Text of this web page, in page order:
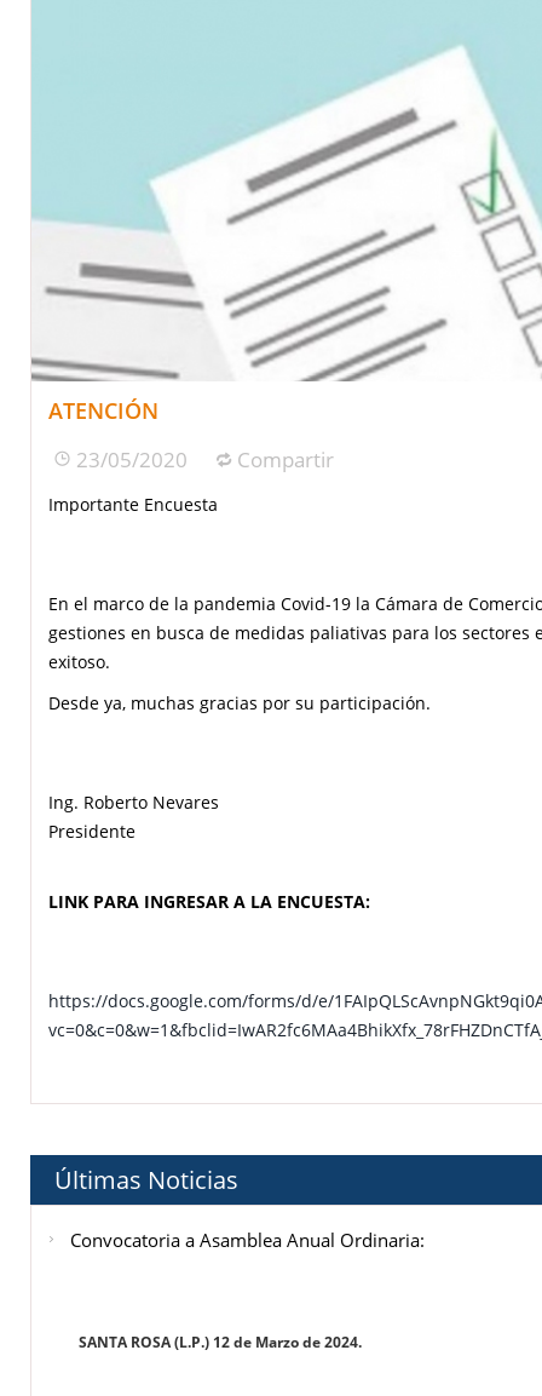
ATENCIÓN
23/05/2020 Compartir
Importante Encuesta
En el marco de la pandemia Covid-19 la Cámara de
gestiones en busca de medidas paliativas para los
exitoso.
En vistas de fortalecer estas acciones y para atender de
empresas y con el fin de presentar a las autoridades
Desde ya, muchas gracias por su participación.
Ing. Roberto Nevares
Presidente
LINK PARA INGRESAR A LA ENCUESTA:
https://docs.google.com/forms/d/e/
Últimas Noticias
Convocatoria a Asamblea Anual Ordinaria:
SANTA ROSA (L.P.) 12 de Marzo de 2024.